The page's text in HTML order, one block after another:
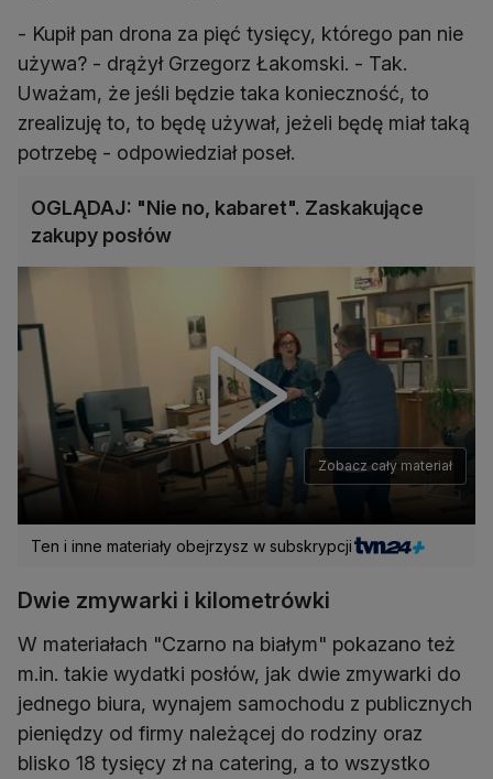
- Kupił pan drona za pięć tysięcy, którego pan nie
używa? - drążył Grzegorz Łakomski. - Tak.
Uważam, że jeśli będzie taka konieczność, to
zrealizuję to, to będę używał, jeżeli będę miał taką
potrzebę - odpowiedział poseł.
OGLĄDAJ: "Nie no, kabaret". Zaskakujące
zakupy posłów
Zobacz cały materiał
Ten i inne materiały obejrzysz w subskrypcji
Dwie zmywarki i kilometrówki
W materiałach "Czarno na białym" pokazano też
m.in. takie wydatki posłów, jak dwie zmywarki do
jednego biura, wynajem samochodu z publicznych
pieniędzy od firmy należącej do rodziny oraz
blisko 18 tysięcy zł na catering, a to wszystko